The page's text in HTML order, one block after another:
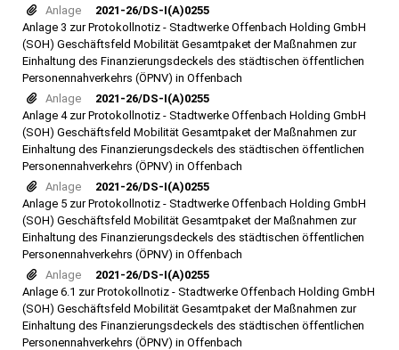
Anlage
2021-26/DS-I(A)0255
Anlage 3 zur Protokollnotiz - Stadtwerke Offenbach Holding GmbH
(SOH) Geschäftsfeld Mobilität Gesamtpaket der Maßnahmen zur
Einhaltung des Finanzierungsdeckels des städtischen öffentlichen
Personennahverkehrs (ÖPNV) in Offenbach
Anlage
2021-26/DS-I(A)0255
Anlage 4 zur Protokollnotiz - Stadtwerke Offenbach Holding GmbH
(SOH) Geschäftsfeld Mobilität Gesamtpaket der Maßnahmen zur
Einhaltung des Finanzierungsdeckels des städtischen öffentlichen
Personennahverkehrs (ÖPNV) in Offenbach
Anlage
2021-26/DS-I(A)0255
Anlage 5 zur Protokollnotiz - Stadtwerke Offenbach Holding GmbH
(SOH) Geschäftsfeld Mobilität Gesamtpaket der Maßnahmen zur
Einhaltung des Finanzierungsdeckels des städtischen öffentlichen
Personennahverkehrs (ÖPNV) in Offenbach
Anlage
2021-26/DS-I(A)0255
Anlage 6.1 zur Protokollnotiz - Stadtwerke Offenbach Holding GmbH
(SOH) Geschäftsfeld Mobilität Gesamtpaket der Maßnahmen zur
Einhaltung des Finanzierungsdeckels des städtischen öffentlichen
Personennahverkehrs (ÖPNV) in Offenbach